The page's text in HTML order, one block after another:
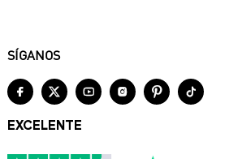
SÍGANOS
     
EXCELENTE